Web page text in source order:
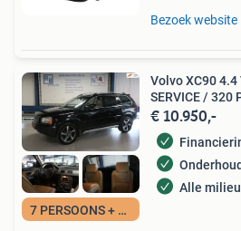
Bezoek website
7 PERSOONS + 8 CYL
Volvo XC90
SERVICE / 320
€ 10.950,-
Alle